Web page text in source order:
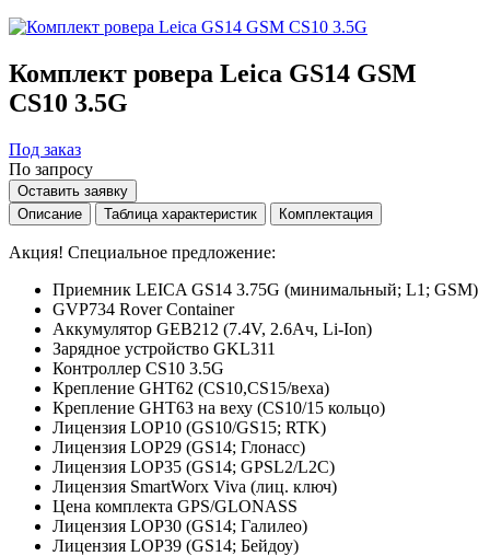
Комплект ровера Leica GS14 GSM
CS10 3.5G
Под заказ
По запросу
Оставить заявку
Описание
Таблица характеристик Комплектация
Акция! Специальное предложение:
Приемник LEICA GS14 3.75G (минимальный; L1; GSM)
GVP734 Rover Container
Аккумулятор GEB212 (7.4V, 2.6Ач, Li-Ion)
Зарядное устройство GKL311
Контроллер CS10 3.5G
Крепление GHT62 (CS10,CS15/веха)
Крепление GHT63 на веху (CS10/15 кольцо)
Лицензия LOP10 (GS10/GS15; RTK)
Лицензия LOP29 (GS14; Глонасс)
Лицензия LOP35 (GS14; GPSL2/L2C)
Лицензия SmartWorx Viva (лиц. ключ)
Цена комплекта GPS/GLONASS
Лицензия LOP30 (GS14; Галилео)
Лицензия LOP39 (GS14; Бейдоу)